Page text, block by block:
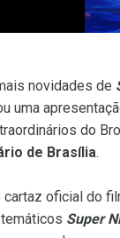
novidades de
uma
do
de Brasília.
oficial do
Super